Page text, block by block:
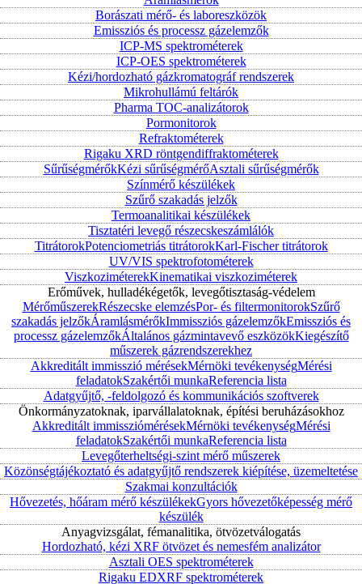
Borászati mérő- és laboreszközök
Emissziós és processz gázelemzők
ICP-MS spektrométerek
ICP-OES spektrométerek
Kézi/hordozható gázkromatográf rendszerek
Mikrohullámú feltárók
Pharma TOC-analizátorok
Pormonitorok
Refraktométerek
Rigaku XRD röntgendiffraktométerek
SűrűségmérőkKézi sűrűségmérőAsztali sűrűségmérők
Színmérő készülékek
Szűrő szakadás jelzők
Termoanalitikai készülékek
Tisztatéri levegő részecskeszámlálók
TitrátorokPotenciometriás titrátorokKarl-Fischer titrátorok
UV/VIS spektrofotométerek
ViszkoziméterekKinematikai viszkoziméterek
Erőművek, hulladékégetők, levegőtisztaság-védelem
MérőműszerekRészecske elemzésPor- és filtermonitorokSzűrő
szakadás jelzőkÁramlásmérőkImmissziós gázelemzőkEmissziós és
processz gázelemzőkÁltalános gázmintavevő eszközökKiegészítő
műszerek gázrendszerekhez
Akkreditált immisszió mérésekMérnöki tevékenységMérési
feladatokSzakértői munkaReferencia lista
Adatgyűjtő, -feldolgozó és kommunikációs szoftverek
Önkormányzatoknak, iparvállalatoknak, építési beruházásokhoz
Akkreditált immissziómérésekMérnöki tevékenységMérési
feladatokSzakértői munkaReferencia lista
Levegőterheltségi-szint mérő műszerek
Közönségtájékoztató és adatgyűjtő rendszerek kiépítése, üzemeltetése
Szakmai konzultációk
Hővezetés, hőáram mérő készülékekGyors hővezetőképesség mérő
készülék
Anyagvizsgálat, fémanalitika, ötvözetválogatás
Hordozható, kézi XRF ötvözet és nemesfém analizátor
Asztali OES spektrométerek
Rigaku EDXRF spektrométerek